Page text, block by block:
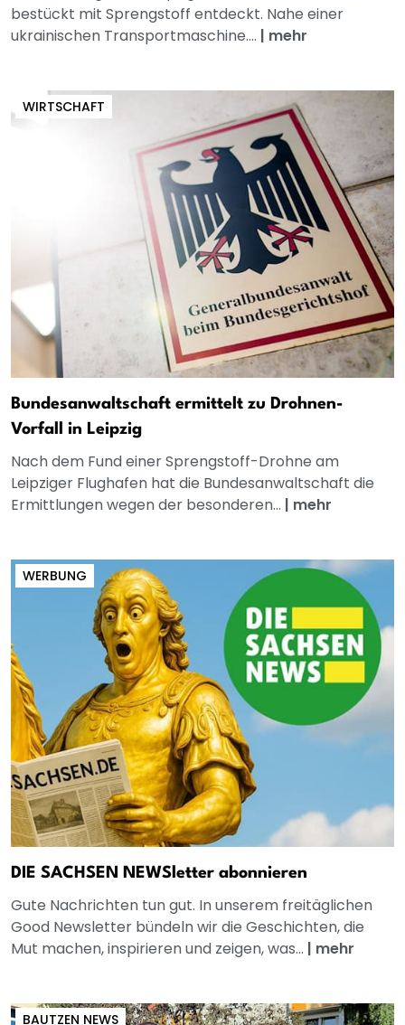
bestückt mit Sprengstoff entdeckt. Nahe einer
ukrainischen Transportmaschine.... | mehr
WIRTSCHAFT
Bundesanwaltschaft ermittelt zu Drohnen-
Vorfall in Leipzig
Nach dem Fund einer Sprengstoff-Drohne am
Leipziger Flughafen hat die Bundesanwaltschaft die
Ermittlungen wegen der besonderen... | mehr
WERBUNG
DIE SACHSEN NEWSletter abonnieren
Gute Nachrichten tun gut. In unserem freitäglichen
Good Newsletter bündeln wir die Geschichten, die
Mut machen, inspirieren und zeigen, was... | mehr
BAUTZEN NEWS